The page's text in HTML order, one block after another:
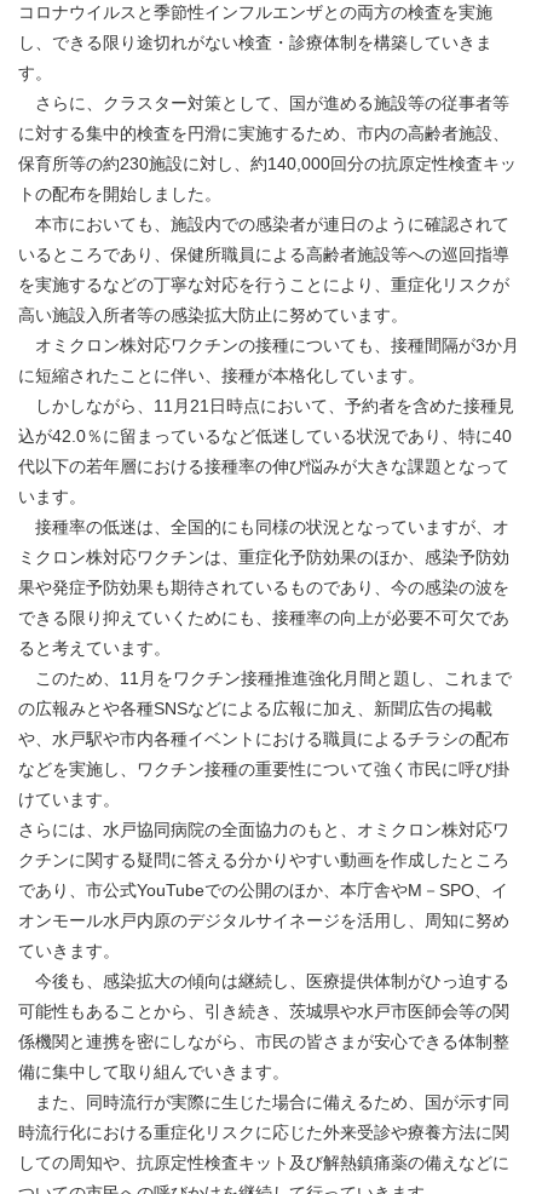
コロナウイルスと季節性インフルエンザとの両方の検査を実施
し、できる限り途切れがない検査・診療体制を構築していきま
す。
さらに、クラスター対策として、国が進める施設等の従事者等
に対する集中的検査を円滑に実施するため、市内の高齢者施設、
保育所等の約230施設に対し、約140,000回分の抗原定性検査キッ
トの配布を開始しました。
本市においても、施設内での感染者が連日のように確認されて
いるところであり、保健所職員による高齢者施設等への巡回指導
を実施するなどの丁寧な対応を行うことにより、重症化リスクが
高い施設入所者等の感染拡大防止に努めています。
オミクロン株対応ワクチンの接種についても、接種間隔が3か月
に短縮されたことに伴い、接種が本格化しています。
しかしながら、11月21日時点において、予約者を含めた接種見
込が42.0％に留まっているなど低迷している状況であり、特に40
代以下の若年層における接種率の伸び悩みが大きな課題となって
います。
接種率の低迷は、全国的にも同様の状況となっていますが、オ
ミクロン株対応ワクチンは、重症化予防効果のほか、感染予防効
果や発症予防効果も期待されているものであり、今の感染の波を
できる限り抑えていくためにも、接種率の向上が必要不可欠であ
ると考えています。
このため、11月をワクチン接種推進強化月間と題し、これまで
の広報みとや各種SNSなどによる広報に加え、新聞広告の掲載
や、水戸駅や市内各種イベントにおける職員によるチラシの配布
などを実施し、ワクチン接種の重要性について強く市民に呼び掛
けています。
さらには、水戸協同病院の全面協力のもと、オミクロン株対応ワ
クチンに関する疑問に答える分かりやすい動画を作成したところ
であり、市公式YouTubeでの公開のほか、本庁舎やM－SPO、イ
オンモール水戸内原のデジタルサイネージを活用し、周知に努め
ていきます。
今後も、感染拡大の傾向は継続し、医療提供体制がひっ迫する
可能性もあることから、引き続き、茨城県や水戸市医師会等の関
係機関と連携を密にしながら、市民の皆さまが安心できる体制整
備に集中して取り組んでいきます。
また、同時流行が実際に生じた場合に備えるため、国が示す同
時流行化における重症化リスクに応じた外来受診や療養方法に関
しての周知や、抗原定性検査キット及び解熱鎮痛薬の備えなどに